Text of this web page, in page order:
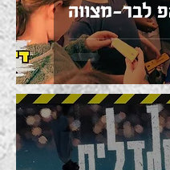
לבר-מצווה